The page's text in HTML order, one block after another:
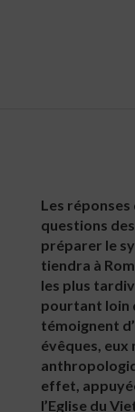
Les réponses
questions
préparer le
tiendra à
les plus
pourtant loin
témoignent
évêques, eux
effet,
l’Eglise du